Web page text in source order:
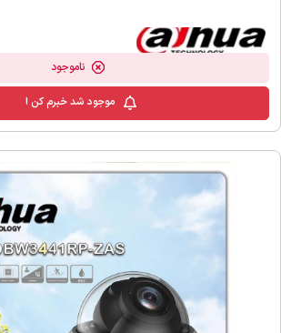
ناموجود
موجود شد خبرم کن !